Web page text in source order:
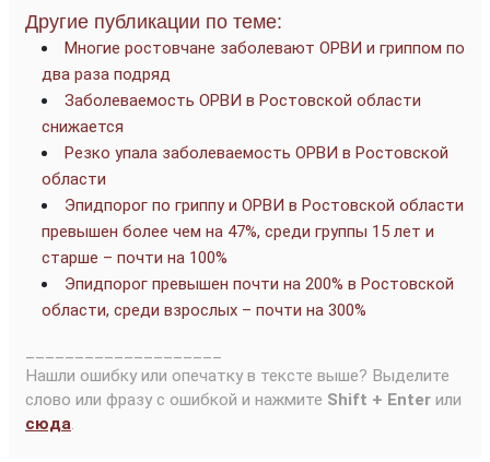
Другие публикации по теме:
Многие ростовчане заболевают ОРВИ и гриппом по
два раза подряд
Заболеваемость ОРВИ в Ростовской области
снижается
Резко упала заболеваемость ОРВИ в Ростовской
области
Эпидпорог по гриппу и ОРВИ в Ростовской области
превышен более чем на 47%, среди группы 15 лет и
старше – почти на 100%
Эпидпорог превышен почти на 200% в Ростовской
области, среди взрослых – почти на 300%
Нашли ошибку или опечатку в тексте выше? Выделите
слово или фразу с ошибкой и нажмите Shift + Enter или
сюда.